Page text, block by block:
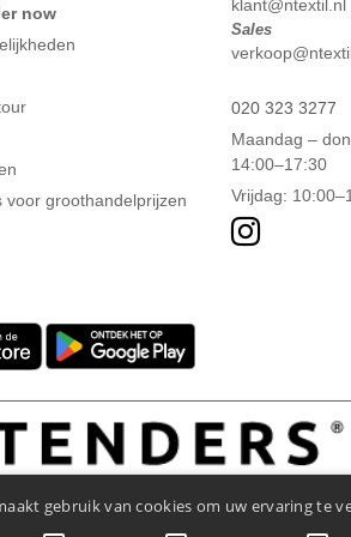
now
voor groothandelprijzen
klant@ntextil.nl
Sales
020 323 3277
Maandag –
14:00–17:30
Vrijdag:
gebruik van cookies om uw ervaring te